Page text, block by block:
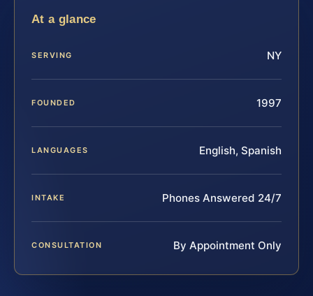
At a glance
SERVING NY
FOUNDED 1997
LANGUAGES English, Spanish
INTAKE Phones Answered 24/7
CONSULTATION By Appointment Only